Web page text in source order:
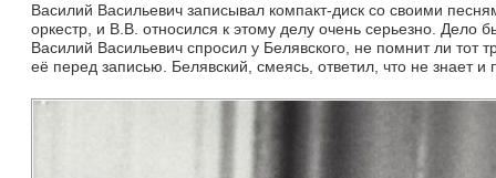
Василий Васильевич записывал компакт-диск со своими
оркестр, и В.В. относился к этому делу очень серьезно. Дело
Василий Васильевич спросил у Белявского, не помнит ли тот
её перед записью. Белявский, смеясь, ответил, что не знает и